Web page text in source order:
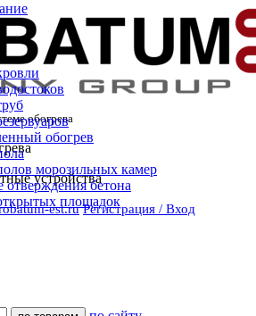
обогрева
устройства
est.ru Регистрация / Вход
обогрев
морозильных камер
отверждения бетона
площадок